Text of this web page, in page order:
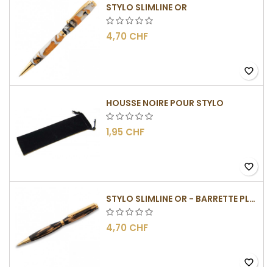
STYLO SLIMLINE OR
4,70 CHF
favorite_border
HOUSSE NOIRE POUR STYLO
1,95 CHF
favorite_border
STYLO SLIMLINE OR - BARRETTE PLATE
4,70 CHF
favorite_border